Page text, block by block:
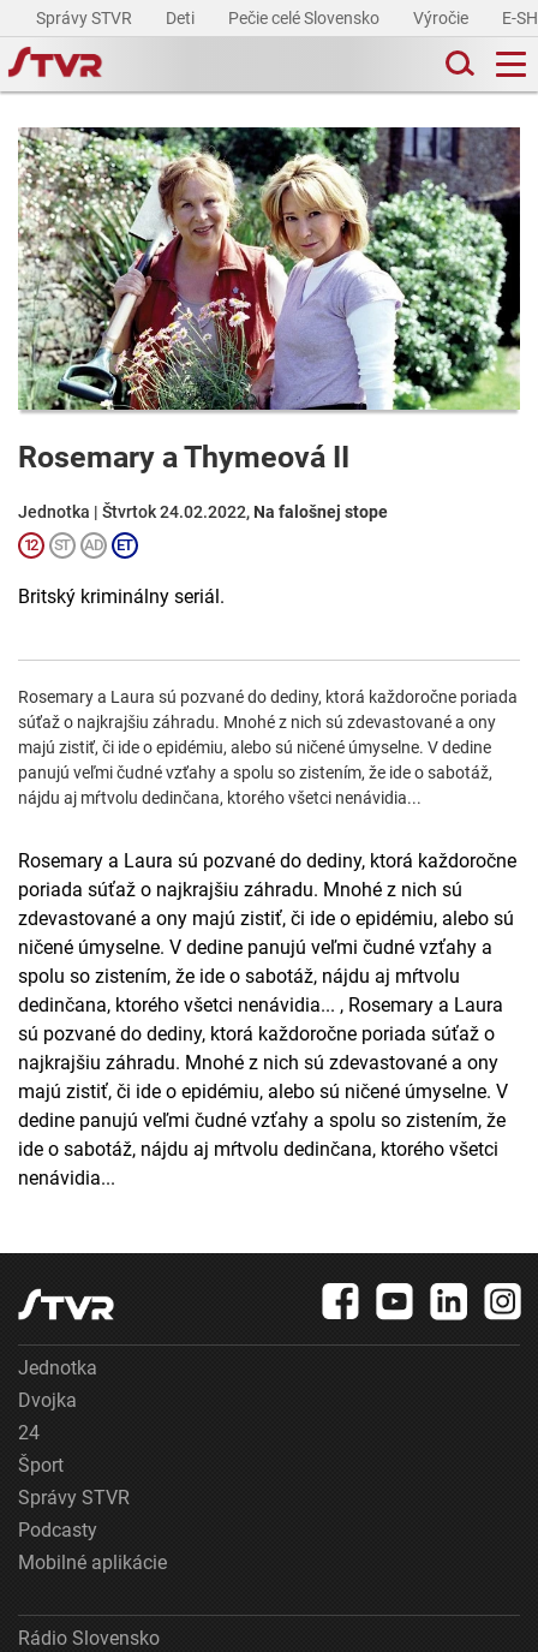
Správy STVR Deti Pečie celé Slovensko Výročie E-
Rosemary a Thymeová II
Jednotka | Štvrtok 24.02.2022, Na falošnej stope
Britský kriminálny seriál.
Rosemary a Laura sú pozvané do dediny, ktorá každoročne poriada
súťaž o najkrajšiu záhradu. Mnohé z nich sú zdevastované a ony
majú zistiť, či ide o epidémiu, alebo sú ničené úmyselne. V dedine
panujú veľmi čudné vzťahy a spolu so zistením, že ide o sabotáž,
nájdu aj mŕtvolu dedinčana, ktorého všetci nenávidia...
Rosemary a Laura sú pozvané do dediny, ktorá každoročne
poriada súťaž o najkrajšiu záhradu. Mnohé z nich sú
zdevastované a ony majú zistiť, či ide o epidémiu, alebo sú
ničené úmyselne. V dedine panujú veľmi čudné vzťahy a
spolu so zistením, že ide o sabotáž, nájdu aj mŕtvolu
dedinčana, ktorého všetci nenávidia... , Rosemary a Laura
sú pozvané do dediny, ktorá každoročne poriada súťaž o
najkrajšiu záhradu. Mnohé z nich sú zdevastované a ony
majú zistiť, či ide o epidémiu, alebo sú ničené úmyselne. V
dedine panujú veľmi čudné vzťahy a spolu so zistením, že
ide o sabotáž, nájdu aj mŕtvolu dedinčana, ktorého všetci
nenávidia...
Jednotka
Dvojka
24
Šport
Správy STVR
Podcasty
Mobilné aplikácie
Rádio Slovensko